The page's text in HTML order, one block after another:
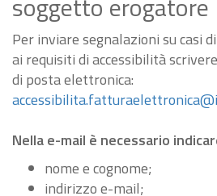
Per inviare segnalazioni su casi
ai requisiti di accessibilità
di posta elettronica:
Nella e-mail è necessario
nome e cognome;
indirizzo e-mail;